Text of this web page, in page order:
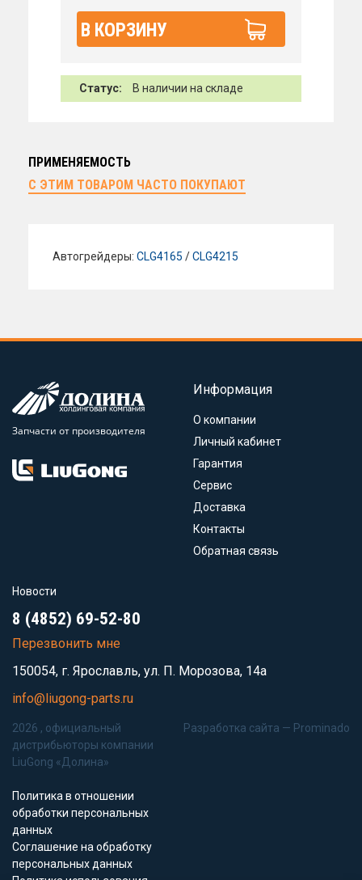
В КОРЗИНУ
Статус: В наличии на складе
ПРИМЕНЯЕМОСТЬ
С ЭТИМ ТОВАРОМ ЧАСТО ПОКУПАЮТ
Автогрейдеры: CLG4165 /CLG4215
Запчасти от производителя
Информация
О компании
Личный кабинет
Гарантия
Сервис
Доставка
Контакты
Обратная связь
Новости
8 (4852) 69-52-80
Перезвонить мне
150054, г. Ярославль, ул. П. Морозова, 14а
info@liugong-parts.ru
2026 , официальный
дистрибьюторы компании
LiuGong «Долина»
Политика в отношении
обработки персональных
данных
Соглашение на обработку
персональных данных
Разработка сайта — Prominado